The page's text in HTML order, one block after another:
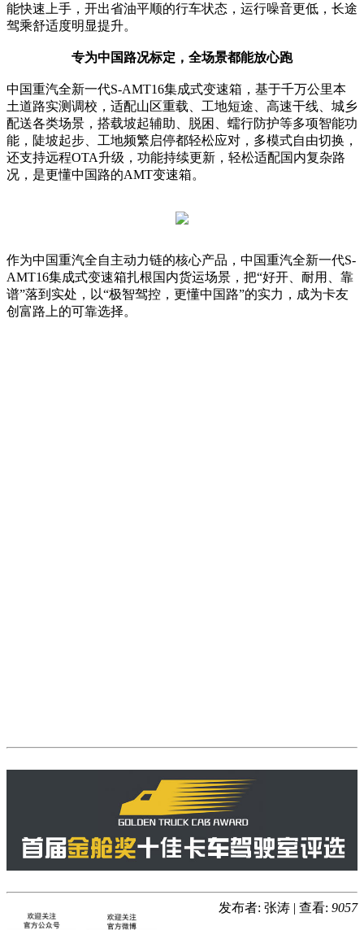
能快速上手，开出省油平顺的行车状态，运行噪音更低，长途
驾乘舒适度明显提升。
专为中国路况标定，全场景都能放心跑
中国重汽全新一代S-AMT16集成式变速箱，基于千万公里本
土道路实测调校，适配山区重载、工地短途、高速干线、城乡
配送各类场景，搭载坡起辅助、脱困、蠕行防护等多项智能功
能，陡坡起步、工地频繁启停都轻松应对，多模式自由切换，
还支持远程OTA升级，功能持续更新，轻松适配国内复杂路
况，是更懂中国路的AMT变速箱。
作为中国重汽全自主动力链的核心产品，中国重汽全新一代S-
AMT16集成式变速箱扎根国内货运场景，把“好开、耐用、靠
谱”落到实处，以“极智驾控，更懂中国路”的实力，成为卡友
创富路上的可靠选择。
发布者: 张涛 | 查看: 9057